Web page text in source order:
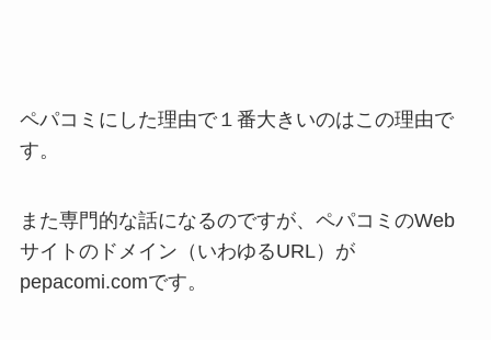
ペパコミにした理由で１番大きいのはこの理由で
す。
また専門的な話になるのですが、ペパコミのWeb
サイトのドメイン（いわゆるURL）が
pepacomi.comです。